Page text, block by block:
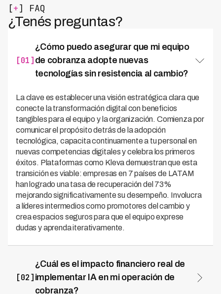
[+] FAQ
¿Tenés preguntas?
[01]
¿Cómo puedo asegurar que mi equipo
de cobranza adopte nuevas
tecnologías sin resistencia al cambio?
La clave es establecer una visión estratégica clara que
conecte la transformación digital con beneficios
tangibles para el equipo y la organización. Comienza por
comunicar el propósito detrás de la adopción
tecnológica, capacita continuamente a tu personal en
nuevas competencias digitales y celebra los primeros
éxitos. Plataformas como Kleva demuestran que esta
transición es viable: empresas en 7 países de LATAM
han logrado una tasa de recuperación del 73%
mejorando significativamente su desempeño. Involucra
a líderes intermedios como promotores del cambio y
crea espacios seguros para que el equipo exprese
dudas y aprenda iterativamente.
[02]
¿Cuál es el impacto financiero real de
implementar IA en mi operación de
cobranza?